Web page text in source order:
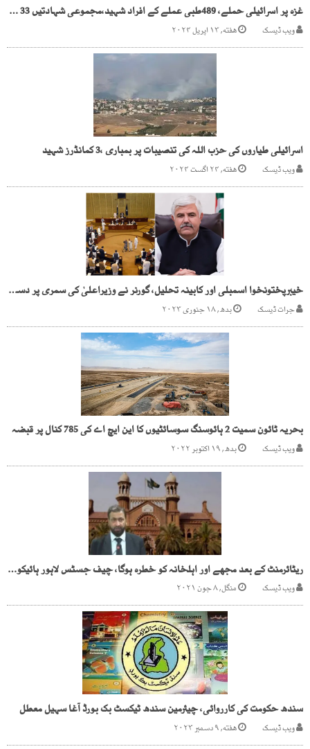
غزہ پر اسرائیلی حملے، 489طبی عملے کے افراد شہید،مجموعی شہادتیں 33 ہزار سے زائد ہوگئیں
ویب ڈیسک هفته, ۱۳ اپریل ۲۰۲۴
اسرائیلی طیاروں کی حزب اللہ کی تنصیبات پر بمباری ،3 کمانڈرز شہید
ویب ڈیسک هفته, ۲۴ اگست ۲۰۲۴
خیبرپختونخوا اسمبلی اور کابینہ تحلیل، گورنر نے وزیراعلیٰ کی سمری پر دستخط کر دیے
جرات ڈیسک بدھ, ۱۸ جنوری ۲۰۲۳
بحریہ ٹائون سمیت 2 ہائوسنگ سوسائٹیوں کا این ایچ اے کی 785 کنال پر قبضہ
ویب ڈیسک بدھ, ۱۹ اکتوبر ۲۰۲۲
ریٹائرمنٹ کے بعد مجھے اور اہلخانہ کو خطرہ ہوگا، چیف جسٹس لاہور ہائیکورٹ
ویب ڈیسک منگل, ۸ جون ۲۰۲۱
سندھ حکومت کی کارروائی، چیئرمین سندھ ٹیکسٹ بک بورڈ آغا سہیل معطل
ویب ڈیسک هفته, ۹ دسمبر ۲۰۲۳